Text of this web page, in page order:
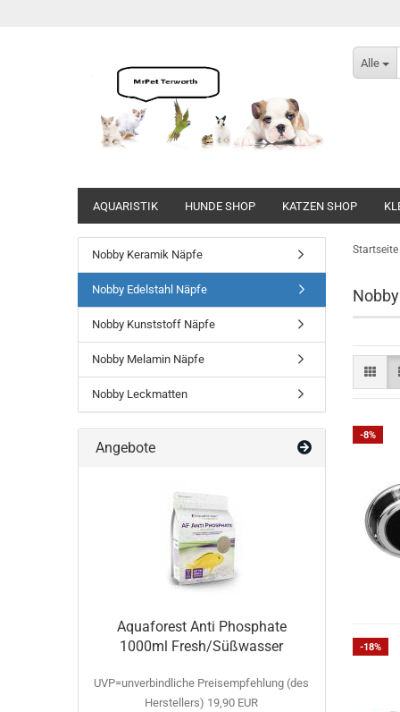
Alle
AQUARISTIK HUNDE SHOP KATZEN SHOP
Startseite
-8%
-18%
Nobby Keramik Näpfe
Nobby Edelstahl Näpfe
Nobby Kunststoff Näpfe
Nobby Melamin Näpfe
Nobby Leckmatten
Angebote
Aquaforest Anti Phosphate
1000ml Fresh/Süßwasser
UVP=unverbindliche Preisempfehlung (des
Herstellers) 19,90 EUR